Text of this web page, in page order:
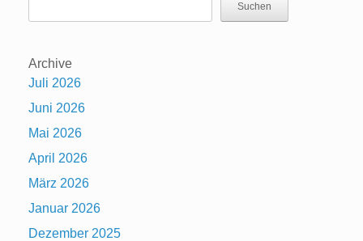
Suchen
Archive
Juli 2026
Juni 2026
Mai 2026
April 2026
März 2026
Januar 2026
Dezember 2025